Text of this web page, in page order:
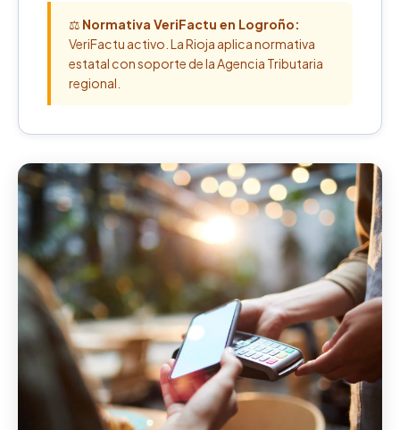
⚖️ Normativa VeriFactu en Logroño:
VeriFactu activo. La Rioja aplica normativa
estatal con soporte de la Agencia Tributaria
regional.